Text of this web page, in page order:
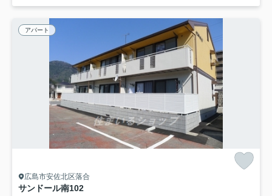
アパート
広島市安佐北区落合
サンドール南102